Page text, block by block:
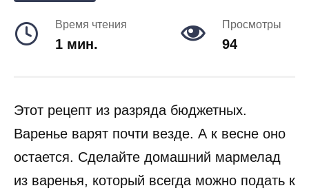
Время чтения
1 мин.
Просмотры
94
Этот рецепт из разряда бюджетных.
Варенье варят почти везде. А к весне оно
остается. Сделайте домашний мармелад
из варенья, который всегда можно подать к